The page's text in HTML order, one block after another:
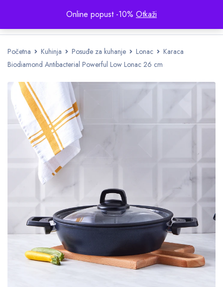
Online popust -10% Otkaži
Početna Kuhinja Posuđe za kuhanje Lonac
Karaca
Biodiamond Antibacterial Powerful Low Lonac 26 cm